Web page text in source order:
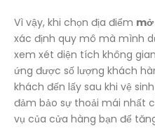
Vì vậy, khi chọn địa điểm
xác định quy mô mà mình
xem xét diện tích không
ứng được số lượng khách
khách đến lấy sau khi vệ
đảm bảo sự thoải mái nhất
vụ của cửa hàng bạn để